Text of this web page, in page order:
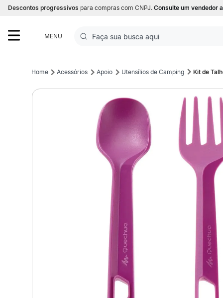
Descontos progressivos para compras com CNPJ. Consulte um vendedor
MENU
Faça sua busca aqui
1ºFutebol
Basquete
ºCorrida
ºVolei
Futebol Campo
Acessórios Apoio Utensílios de Camping Kit de